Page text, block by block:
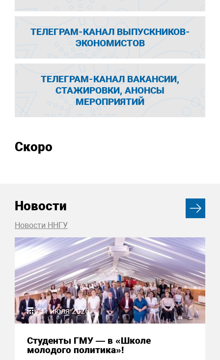
ТЕЛЕГРАМ-КАНАЛ ВЫПУСКНИКОВ-
ЭКОНОМИСТОВ
ТЕЛЕГРАМ-КАНАЛ ВАКАНСИИ,
СТАЖИРОВКИ, АНОНСЫ
МЕРОПРИЯТИЙ
Скоро
Новости
Новости ННГУ
31 июля 2026
Студенты ГМУ — в «Школе
молодого политика»!